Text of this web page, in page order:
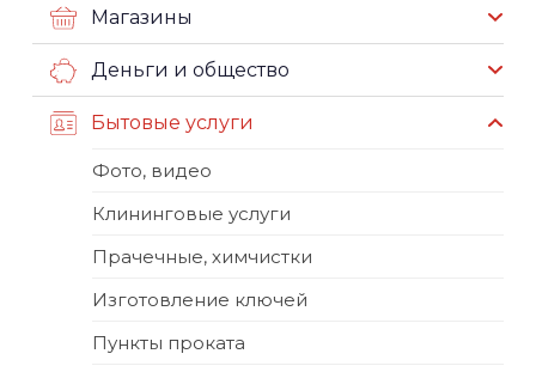
Магазины
Деньги и общество
Бытовые услуги
Фото, видео
Клининговые услуги
Прачечные, химчистки
Изготовление ключей
Пункты проката